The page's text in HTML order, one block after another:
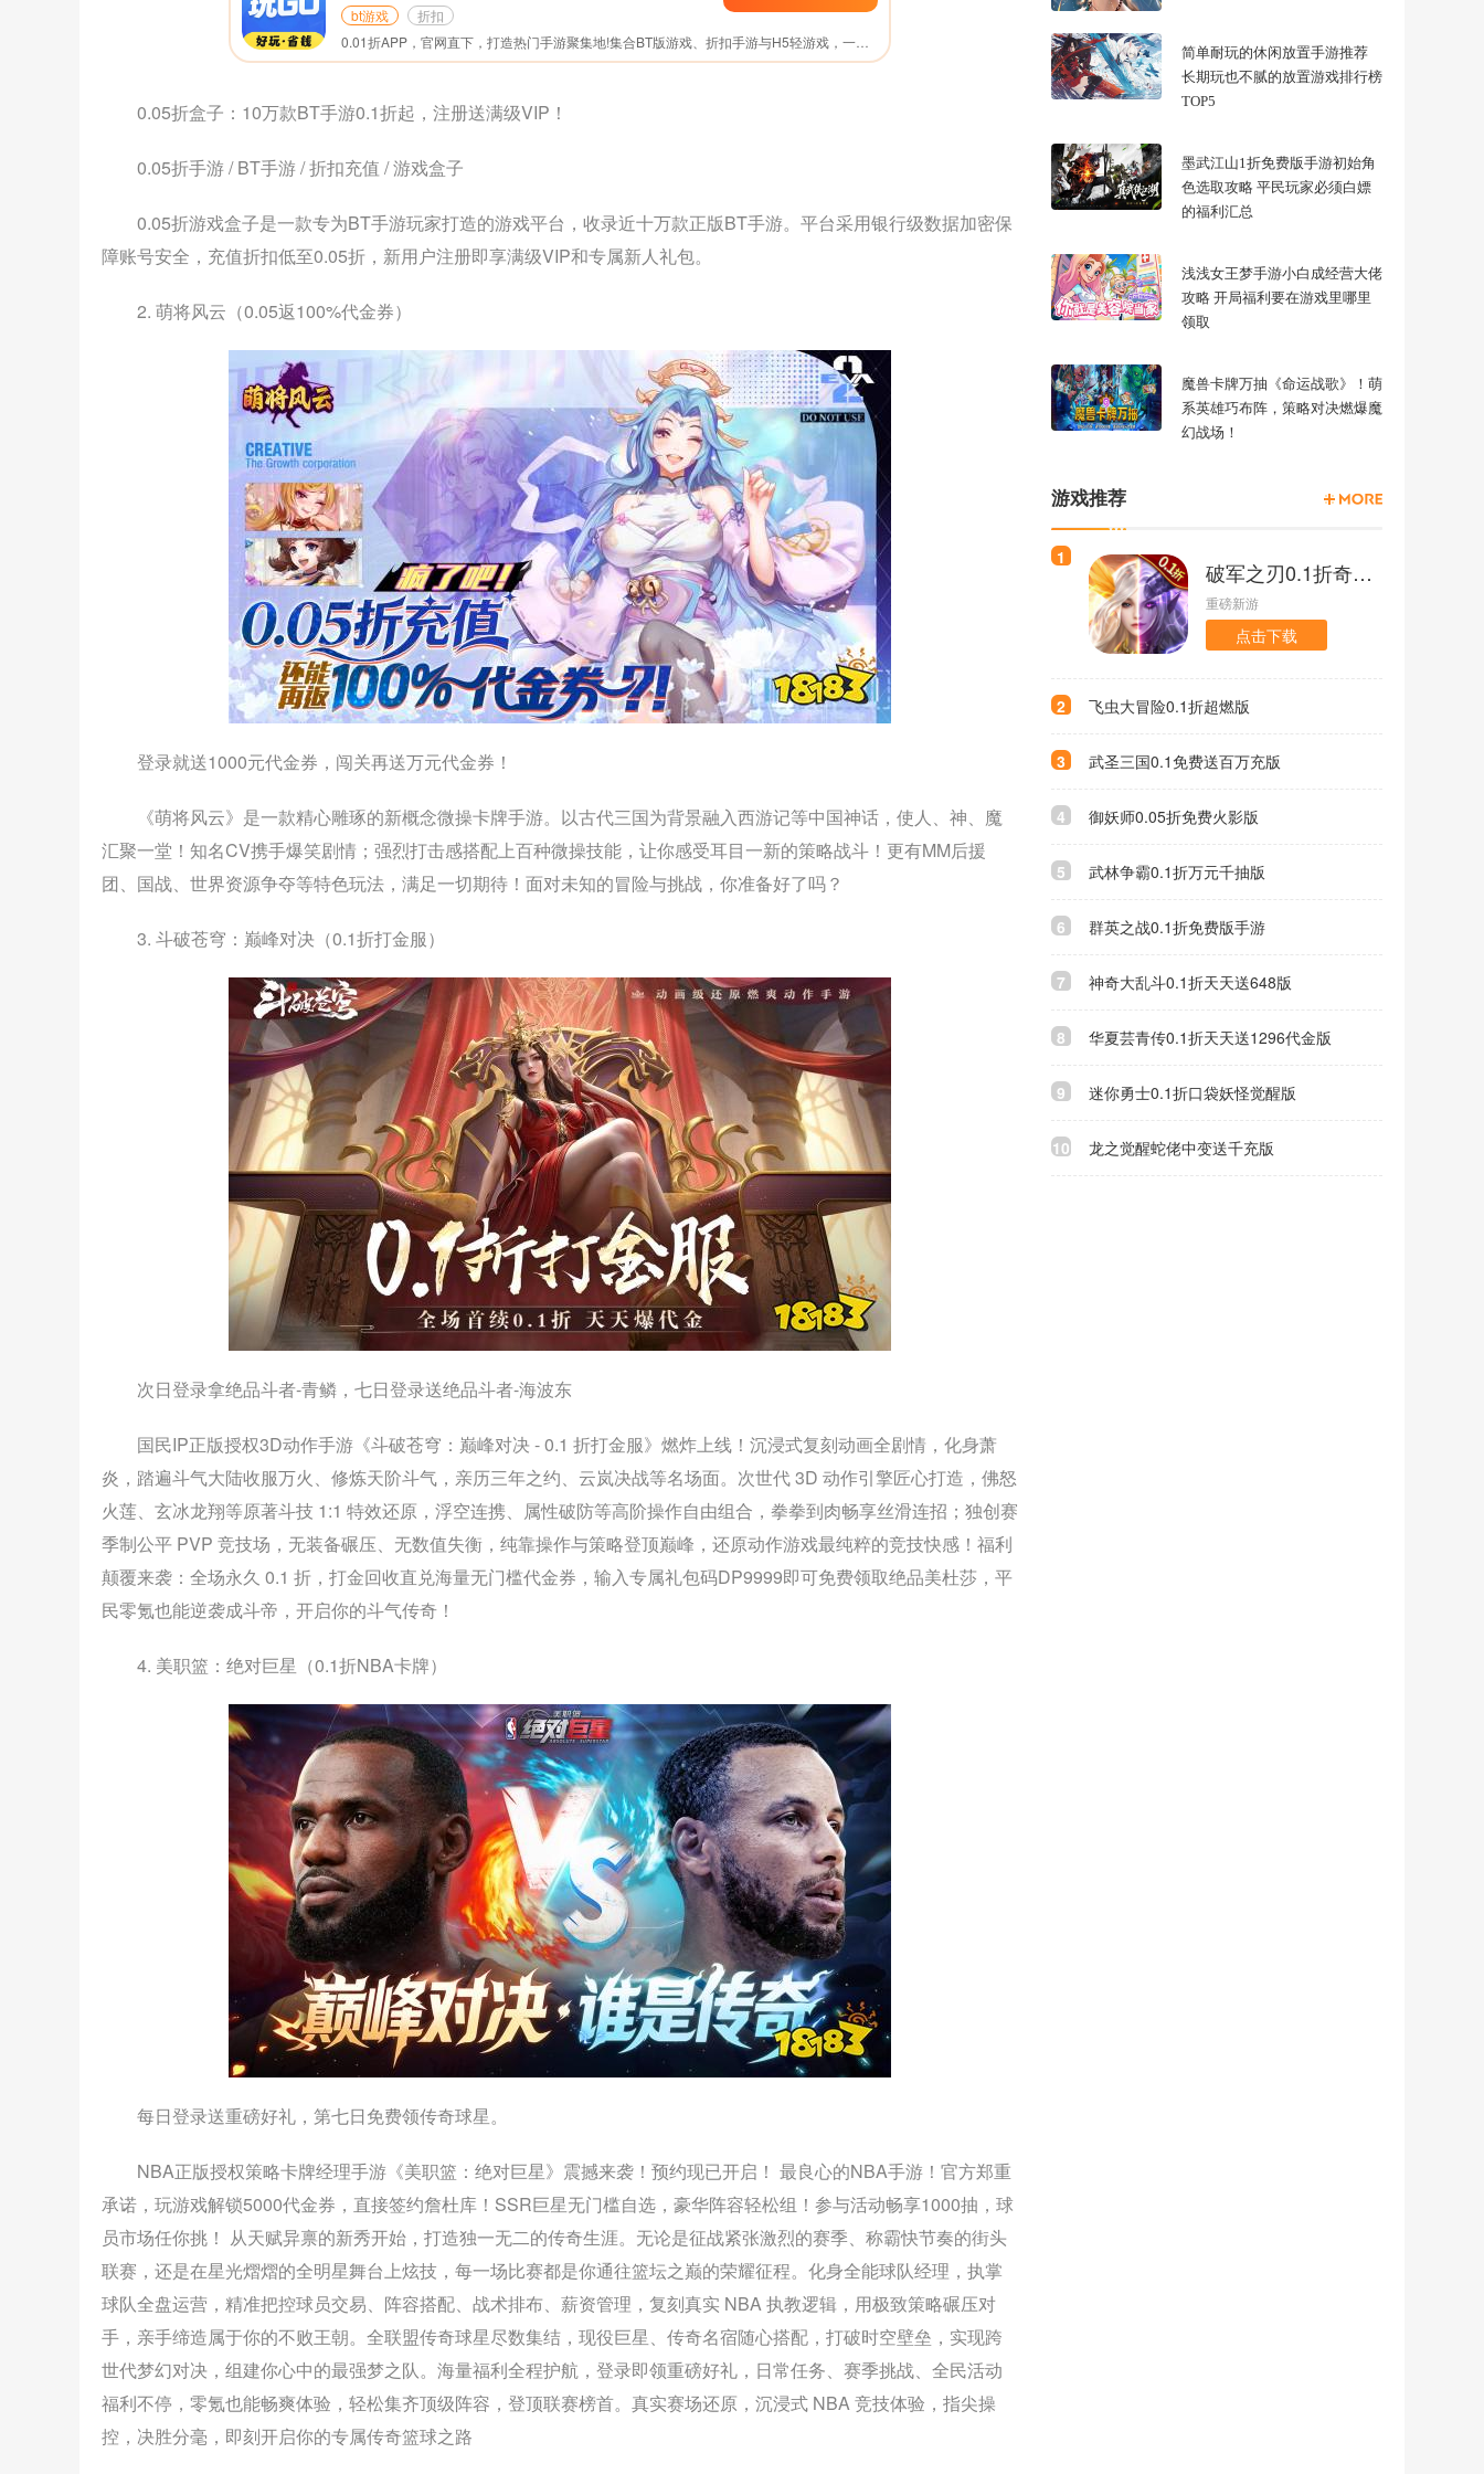
bt游戏 折扣
0.05折盒子：10万款BT手游0.1折起，注册送满级VIP！
0.05折手游 / BT手游 / 折扣充值 / 游戏盒子
0.05折游戏盒子是一款专为BT手游玩家打造的游戏平台，收录近十万款正版BT手游。平台采用银行级数据加密保
障账号安全，充值折扣低至0.05折，新用户注册即享满级VIP和专属新人礼包。
2. 萌将风云（0.05返100%代金券）
登录就送1000元代金券，闯关再送万元代金券！
《萌将风云》是一款精心雕琢的新概念微操卡牌手游。以古代三国为背景融入西游记等中国神话，使人、神、魔
汇聚一堂！知名CV携手爆笑剧情；强烈打击感搭配上百种微操技能，让你感受耳目一新的策略战斗！更有MM后援
团、国战、世界资源争夺等特色玩法，满足一切期待！面对未知的冒险与挑战，你准备好了吗？
3. 斗破苍穹：巅峰对决（0.1折打金服）
次日登录拿绝品斗者-青鳞，七日登录送绝品斗者-海波东
国民IP正版授权3D动作手游《斗破苍穹：巅峰对决 - 0.1 折打金服》燃炸上线！沉浸式复刻动画全剧情，化身萧
炎，踏遍斗气大陆收服万火、修炼天阶斗气，亲历三年之约、云岚决战等名场面。次世代 3D 动作引擎匠心打造，佛怒
火莲、玄冰龙翔等原著斗技 1:1 特效还原，浮空连携、属性破防等高阶操作自由组合，拳拳到肉畅享丝滑连招；独创赛
季制公平 PVP 竞技场，无装备碾压、无数值失衡，纯靠操作与策略登顶巅峰，还原动作游戏最纯粹的竞技快感！福利
颠覆来袭：全场永久 0.1 折，打金回收直兑海量无门槛代金券，输入专属礼包码DP9999即可免费领取绝品美杜莎，平
民零氪也能逆袭成斗帝，开启你的斗气传奇！
4. 美职篮：绝对巨星（0.1折NBA卡牌）
每日登录送重磅好礼，第七日免费领传奇球星。
NBA正版授权策略卡牌经理手游《美职篮：绝对巨星》震撼来袭！预约现已开启！ 最良心的NBA手游！官方郑重
承诺，玩游戏解锁5000代金券，直接签约詹杜库！SSR巨星无门槛自选，豪华阵容轻松组！参与活动畅享1000抽，球
员市场任你挑！ 从天赋异禀的新秀开始，打造独一无二的传奇生涯。无论是征战紧张激烈的赛季、称霸快节奏的街头
联赛，还是在星光熠熠的全明星舞台上炫技，每一场比赛都是你通往篮坛之巅的荣耀征程。化身全能球队经理，执掌
球队全盘运营，精准把控球员交易、阵容搭配、战术排布、薪资管理，复刻真实 NBA 执教逻辑，用极致策略碾压对
手，亲手缔造属于你的不败王朝。全联盟传奇球星尽数集结，现役巨星、传奇名宿随心搭配，打破时空壁垒，实现跨
世代梦幻对决，组建你心中的最强梦之队。海量福利全程护航，登录即领重磅好礼，日常任务、赛季挑战、全民活动
福利不停，零氪也能畅爽体验，轻松集齐顶级阵容，登顶联赛榜首。真实赛场还原，沉浸式 NBA 竞技体验，指尖操
控，决胜分毫，即刻开启你的专属传奇篮球之路
简单耐玩的休闲放置手游推荐
长期玩也不腻的放置游戏排行榜
TOP5
墨武江山1折免费版手游初始角
色选取攻略 平民玩家必须白嫖
的福利汇总
浅浅女王梦手游小白成经营大佬
攻略 开局福利要在游戏里哪里
领取
魔兽卡牌万抽《命运战歌》！萌
系英雄巧布阵，策略对决燃爆魔
幻战场！
游戏推荐
1
破军之刃0.1折奇幻大陆版
重磅新游
点击下载
2 飞虫大冒险0.1折超燃版
3 武圣三国0.1免费送百万充版
4 御妖师0.05折免费火影版
5 武林争霸0.1折万元千抽版
6 群英之战0.1折免费版手游
7 神奇大乱斗0.1折天天送648版
8 华夏芸青传0.1折天天送1296代金版
9 迷你勇士0.1折口袋妖怪觉醒版
10 龙之觉醒蛇佬中变送千充版